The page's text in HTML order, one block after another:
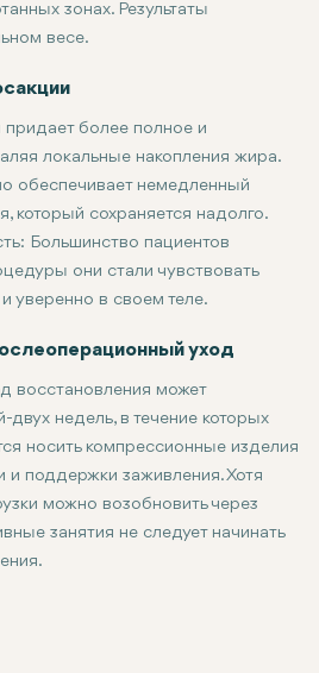
зонах. Результаты
весе.
придает более полное и
локальные накопления жира.
обеспечивает немедленный
который сохраняется надолго.
Большинство пациентов
они стали чувствовать
уверенно в своем теле.
уход
восстановления может
двух недель, в течение которых
носить компрессионные изделия
и поддержки заживления. Хотя
можно возобновить через
занятия не следует начинать
эффективным и действенным